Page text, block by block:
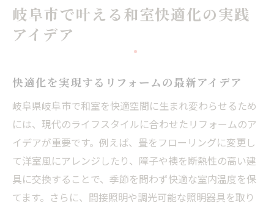
岐阜市で叶える和室快適化の実践
アイデア
快適化を実現するリフォームの最新アイデア
岐阜県岐阜市で和室を快適空間に生まれ変わらせるため
には、現代のライフスタイルに合わせたリフォームのア
イデアが重要です。例えば、畳をフローリングに変更し
て洋室風にアレンジしたり、障子や襖を断熱性の高い建
具に交換することで、季節を問わず快適な室内温度を保
てます。さらに、間接照明や調光可能な照明器具を取り